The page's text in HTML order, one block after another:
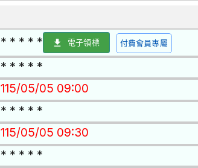
* * * * * 電子領標 付費會員專屬
* * * * *
115/05/05 09:00
* * * * *
115/05/05 09:30
* * * * *